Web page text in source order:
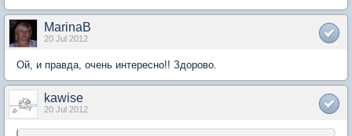
MarinaB
20 Jul 2012
Ой, и правда, очень интересно!! Здорово.
kawise
20 Jul 2012